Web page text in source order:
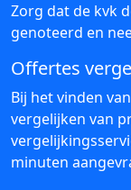
Zorg dat de kvk
genoteerd en
Offertes
Bij het vinden
vergelijken van
minuten